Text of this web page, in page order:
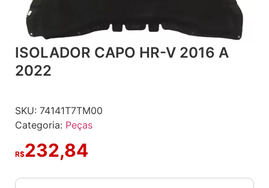
ISOLADOR CAPO HR-V 2016 A
2022
SKU: 74141T7TM00
Categoria: Peças
R$232,84